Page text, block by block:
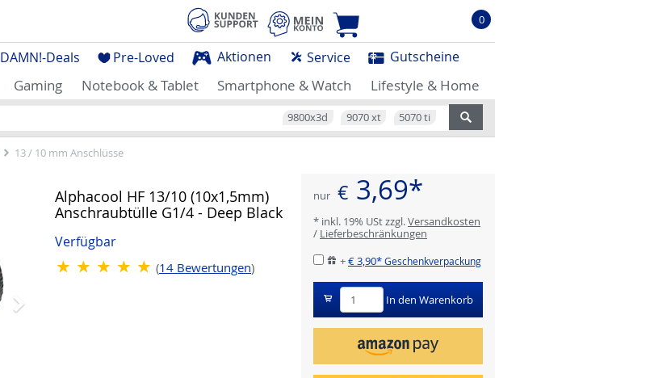
0
DAMN!-Deals Pre-Loved Aktionen Service Gutscheine
Gaming Notebook & Tablet Smartphone & Watch Lifestyle & Home
9800x3d 9070 xt 5070 ti
13 / 10 mm Anschlüsse
Alphacool HF 13/10 (10x1,5mm)
Anschraubtülle G1/4 - Deep Black
Verfügbar
(14 Bewertungen)
nur € 3,69*
* inkl. 19% USt zzgl.Versandkosten
/ Lieferbeschränkungen
+€ 3,90* Geschenkverpackung
In den Warenkorb